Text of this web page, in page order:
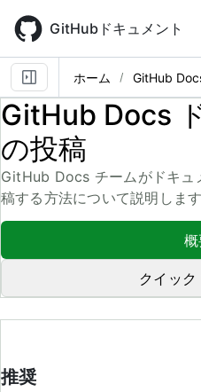
main
content
GitHubドキュメント
ホーム GitHub
GitHub Docs
の投稿
GitHub Docs チームがドキュ
稿する方法について説明します
クイック
推奨